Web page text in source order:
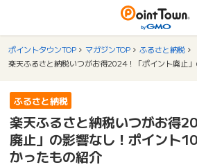
ポイントタウンTOP マガジンTOP
ふるさと納税
ふるさと納税
楽天ふるさと納税いつがお得
廃止」の影響なし！ポイント
かったもの紹介